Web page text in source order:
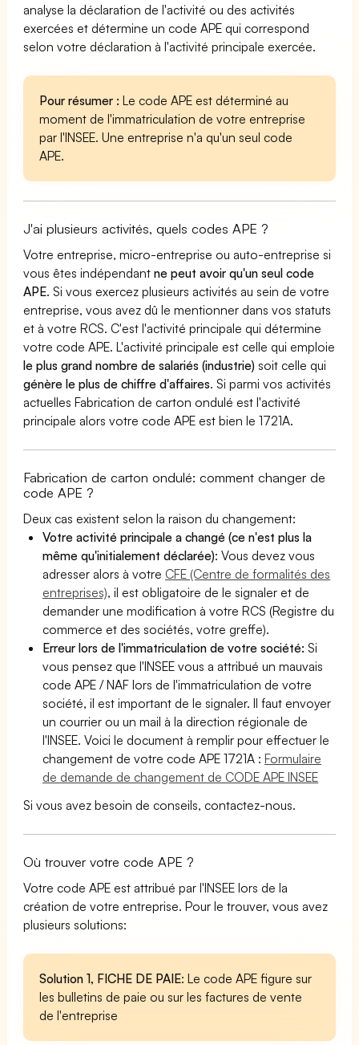
analyse la déclaration de l'activité ou des activités
exercées et détermine un code APE qui correspond
selon votre déclaration à l'activité principale exercée.
Pour résumer : Le code APE est déterminé au
moment de l'immatriculation de votre entreprise
par l'INSEE. Une entreprise n'a qu'un seul code
APE.
J'ai plusieurs activités, quels codes APE ?
Votre entreprise, micro-entreprise ou auto-entreprise si
vous êtes indépendantne peut avoir qu'un seul code
APE. Si vous exercez plusieurs activités au sein de votre
entreprise, vous avez dû le mentionner dans vos statuts
et à votre RCS. C'est l'activité principale qui détermine
votre code APE. L'activité principale est celle qui emploie
le plus grand nombre de salariés (industrie) soit celle qui
génère le plus de chiffre d'affaires. Si parmi vos activités
actuelles Fabrication de carton ondulé est l'activité
principale alors votre code APE est bien le 1721A.
Fabrication de carton ondulé: comment changer de
code APE ?
Deux cas existent selon la raison du changement:
Votre activité principale a changé (ce n'est plus la
même qu'initialement déclarée): Vous devez vous
adresser alors à votre CFE (Centre de formalités des
entreprises), il est obligatoire de le signaler et de
demander une modification à votre RCS (Registre du
commerce et des sociétés, votre greffe).
Erreur lors de l'immatriculation de votre société:Si
vous pensez que l'INSEE vous a attribué un mauvais
code APE / NAF lors de l'immatriculation de votre
société, il est important de le signaler. Il faut envoyer
un courrier ou un mail à la direction régionale de
l'INSEE. Voici le document à remplir pour effectuer le
changement de votre code APE 1721A :Formulaire
de demande de changement de CODE APE INSEE
Si vous avez besoin de conseils, contactez-nous.
Où trouver votre code APE ?
Votre code APE est attribué par l'INSEE lors de la
création de votre entreprise. Pour le trouver, vous avez
plusieurs solutions:
Solution 1, FICHE DE PAIE: Le code APE figure sur
les bulletins de paie ou sur les factures de vente
de l'entreprise